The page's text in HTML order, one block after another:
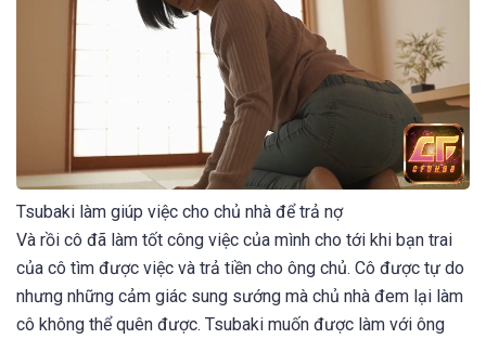
Tsubaki làm giúp việc cho chủ nhà để trả nợ
Và rồi cô đã làm tốt công việc của mình cho tới khi bạn trai
của cô tìm được việc và trả tiền cho ông chủ. Cô được tự do
nhưng những cảm giác sung sướng mà chủ nhà đem lại làm
cô không thể quên được. Tsubaki muốn được làm với ông